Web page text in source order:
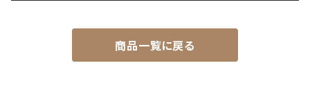
SKA / ROCK STEADY / REGGAE
商品一覧に戻る